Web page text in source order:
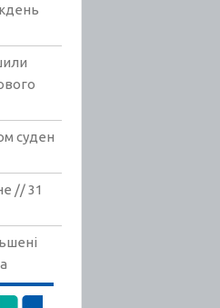
суден
// 31